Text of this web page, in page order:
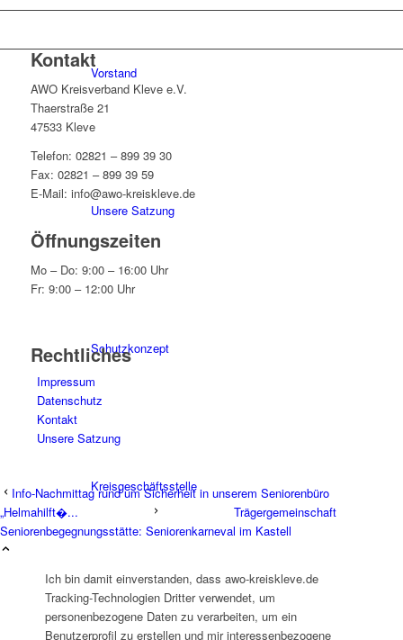
Vorstand
Unsere Satzung
Schutzkonzept
Kreisgeschäftsstelle
Historie
Kontakt
AWO Kreisverband Kleve e.V.
Thaerstraße 21
47533 Kleve
Telefon: 02821 – 899 39 30
Fax: 02821 – 899 39 59
E-Mail: info@awo-kreiskleve.de
Öffnungszeiten
Mo – Do: 9:00 – 16:00 Uhr
Fr: 9:00 – 12:00 Uhr
Rechtliches
Impressum
Datenschutz
Kontakt
Unsere Satzung
Info-Nachmittag rund um Sicherheit in unserem Seniorenbüro
„Helmahilft�...
Trägergemeinschaft
Seniorenbegegnungsstätte: Seniorenkarneval im Kastell
Ich bin damit einverstanden, dass awo-kreiskleve.de
Tracking-Technologien Dritter verwendet, um
personenbezogene Daten zu verarbeiten, um ein
Benutzerprofil zu erstellen und mir interessenbezogene